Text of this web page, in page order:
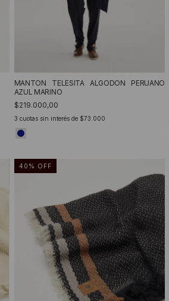
MANTON TELESITA ALGODON PERUANO
AZUL MARINO
$219.000,00
3 cuotas sin interés de $73.000
40 % OFF